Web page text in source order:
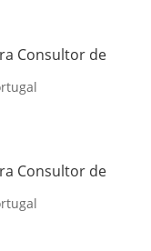
Consultor de
Consultor de